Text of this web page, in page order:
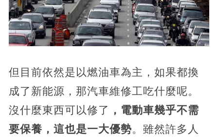
但目前依然是以燃油車為主，如果都換
成了新能源，那汽車維修工吃什麼呢。
沒什麼東西可以修了 ，電動車幾乎不需
要保養，這也是一大優勢。雖然許多人